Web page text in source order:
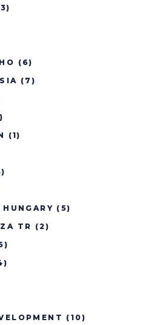
(6)
(7)
(1)
(5)
TR (2)
(10)